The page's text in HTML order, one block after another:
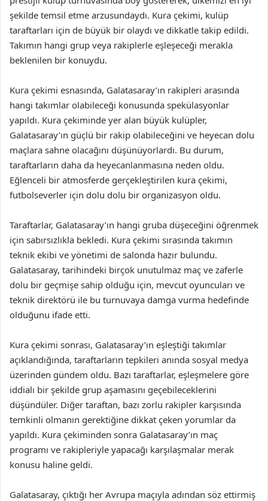
şekilde temsil etme arzusundaydı. Kura çekimi, kulüp
taraftarları için de büyük bir olaydı ve dikkatle takip edildi.
Takımın hangi grup veya rakiplerle eşleşeceği merakla
beklenilen bir konuydu.
Kura çekimi esnasında, Galatasaray’ın rakipleri arasında
hangi takımlar olabileceği konusunda spekülasyonlar
yapıldı. Kura çekiminde yer alan büyük kulüpler,
Galatasaray’ın güçlü bir rakip olabileceğini ve heyecan dolu
maçlara sahne olacağını düşünüyorlardı. Bu durum,
taraftarların daha da heyecanlanmasına neden oldu.
Eğlenceli bir atmosferde gerçekleştirilen kura çekimi,
futbolseverler için dolu dolu bir organizasyon oldu.
Taraftarlar, Galatasaray’ın hangi gruba düşeceğini öğrenmek
için sabırsızlıkla bekledi. Kura çekimi sırasında takımın
teknik ekibi ve yönetimi de salonda hazır bulundu.
Galatasaray, tarihindeki birçok unutulmaz maç ve zaferle
dolu bir geçmişe sahip olduğu için, mevcut oyuncuları ve
teknik direktörü ile bu turnuvaya damga vurma hedefinde
olduğunu ifade etti.
Kura çekimi sonrası, Galatasaray’ın eşleştiği takımlar
açıklandığında, taraftarların tepkileri anında sosyal medya
üzerinden gündem oldu. Bazı taraftarlar, eşleşmelere göre
iddialı bir şekilde grup aşamasını geçebileceklerini
düşündüler. Diğer taraftan, bazı zorlu rakipler karşısında
temkinli olmanın gerektiğine dikkat çeken yorumlar da
yapıldı. Kura çekiminden sonra Galatasaray’ın maç
programı ve rakipleriyle yapacağı karşılaşmalar merak
konusu haline geldi.
Galatasaray, çıktığı her Avrupa maçıyla adından söz ettirmiş